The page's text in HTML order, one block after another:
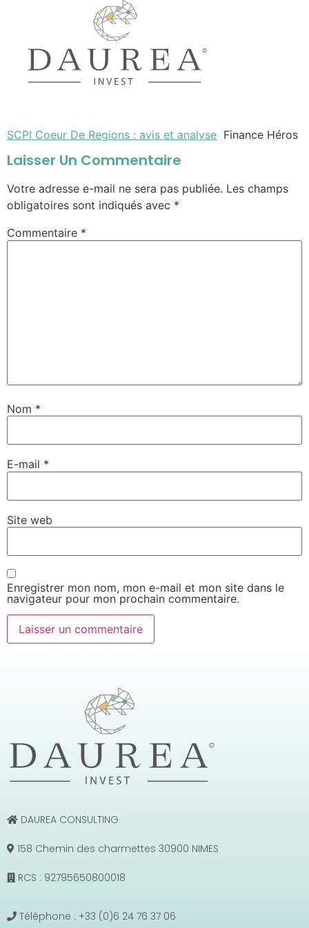
SCPI Coeur De Regions : avis et analyse Finance Héros
Laisser Un Commentaire
Votre adresse e-mail ne sera pas publiée. Les champs
obligatoires sont indiqués avec *
Commentaire *
Nom *
E-mail *
Site web
Enregistrer mon nom, mon e-mail et mon site dans le
navigateur pour mon prochain commentaire.
DAUREA CONSULTING
158 Chemin des charmettes 30900 NIMES
RCS : 92795650800018
Téléphone : +33 (0)6 24 76 37 06